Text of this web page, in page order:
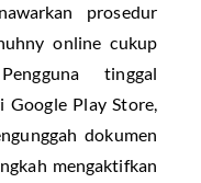
prosedur
online cukup
tinggal
Google Play Store,
dokumen
mengaktifkan